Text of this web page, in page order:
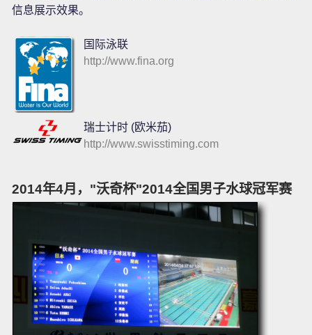
信息展示效果。
国际泳联
http://www.fina.org
瑞士计时 (欧米茄)
http://www.swisstiming.com
2014年4月，"沃奇杯"2014全国男子水球冠军赛